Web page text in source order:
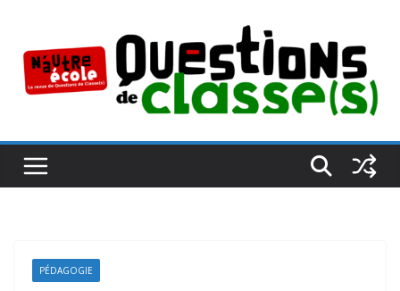
contenu
PÉDAGOGIE